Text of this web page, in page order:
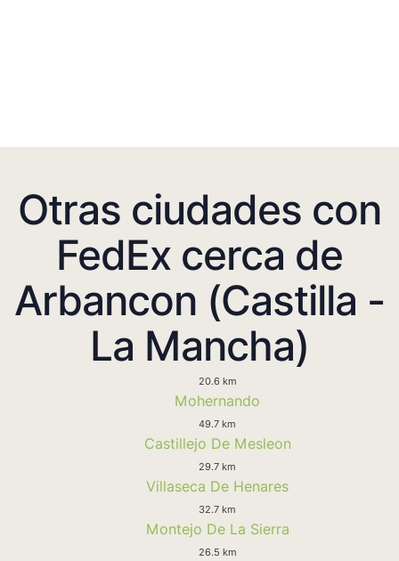
Otras ciudades con
FedEx cerca de
Arbancon (Castilla -
La Mancha)
20.6 km
Mohernando
49.7 km
Castillejo De Mesleon
29.7 km
Villaseca De Henares
32.7 km
Montejo De La Sierra
26.5 km